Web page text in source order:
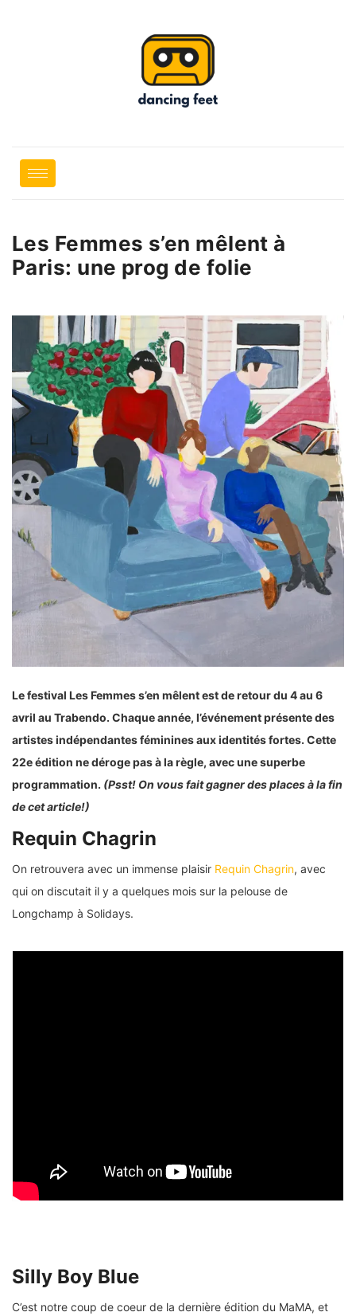
Les Femmes s’en mêlent à
Paris: une prog de folie
Le festival Les Femmes s’en mêlent est de retour du 4 au 6
avril au Trabendo. Chaque année, l’événement présente des
artistes indépendantes féminines aux identités fortes. Cette
22e édition ne déroge pas à la règle, avec une superbe
programmation. (Psst! On vous fait gagner des places à la fin
de cet article!)
Requin Chagrin
On retrouvera avec un immense plaisir Requin Chagrin, avec
qui on discutait il y a quelques mois sur la pelouse de
Longchamp à Solidays.
Silly Boy Blue
C’est notre coup de coeur de la dernière édition du MaMA, et